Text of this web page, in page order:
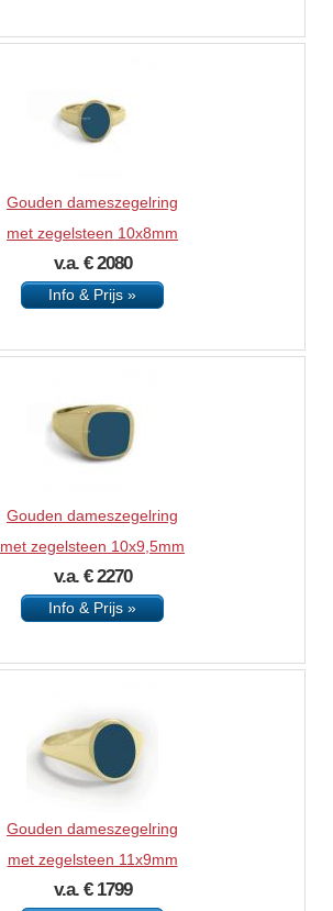
Gouden dameszegelring
met zegelsteen 10x8mm
v.a. € 2080
Info & Prijs »
Gouden dameszegelring
met zegelsteen 10x9,5mm
v.a. € 2270
Info & Prijs »
Gouden dameszegelring
met zegelsteen 11x9mm
v.a. € 1799